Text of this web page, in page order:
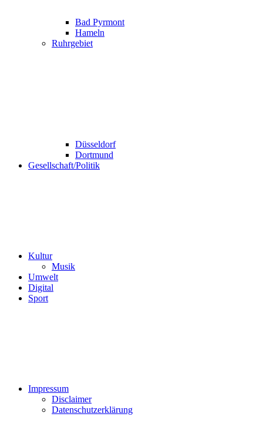
Bad Pyrmont
Hameln
Ruhrgebiet
Düsseldorf
Dortmund
Gesellschaft/Politik
Kultur
Musik
Umwelt
Digital
Sport
Impressum
Disclaimer
Datenschutzerklärung